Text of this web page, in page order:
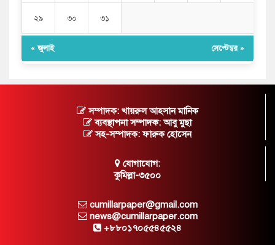
২৯ ৩০ ৩১
« জুলাই সেপ্টেম্বর »
সম্পাদক: খায়রুল আহসান মানিক
ব্যবস্থাপনা সম্পাদক: আবু মুছা
সহ-সম্পাদক: ফারুক হোসেন
যোগাযোগ:
কুমিল্লা-৩৫০০
cumillarpaper@gmail.com
news@cumillarpaper.com
+৮৮০১৭০৫৫৪৫৫২৪